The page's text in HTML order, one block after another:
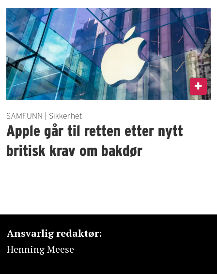
SAMFUNN | Sikkerhet
Apple går til retten etter nytt
britisk krav om bakdør
Ansvarlig redaktør:
Henning Meese